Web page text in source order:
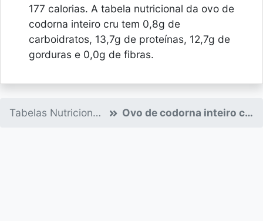
177 calorias. A tabela nutricional da ovo de
codorna inteiro cru tem 0,8g de
carboidratos, 13,7g de proteínas, 12,7g de
gorduras e 0,0g de fibras.
Tabelas Nutricionais Ovo de codorna inteiro cru